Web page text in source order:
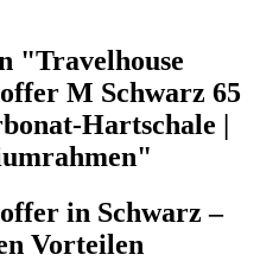
"Travelhouse
M Schwarz 65
Hartschale |
in Schwarz –
Vorteilen